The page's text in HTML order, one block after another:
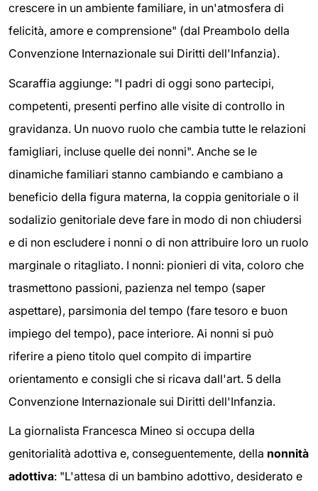
crescere in un ambiente familiare, in un'atmosfera di
felicità, amore e comprensione" (dal Preambolo della
Convenzione Internazionale sui Diritti dell'Infanzia).
Scaraffia aggiunge: "I padri di oggi sono partecipi,
competenti, presenti perfino alle visite di controllo in
gravidanza. Un nuovo ruolo che cambia tutte le relazioni
famigliari, incluse quelle dei nonni". Anche se le
dinamiche familiari stanno cambiando e cambiano a
beneficio della figura materna, la coppia genitoriale o il
sodalizio genitoriale deve fare in modo di non chiudersi
e di non escludere i nonni o di non attribuire loro un ruolo
marginale o ritagliato. I nonni: pionieri di vita, coloro che
trasmettono passioni, pazienza nel tempo (saper
aspettare), parsimonia del tempo (fare tesoro e buon
impiego del tempo), pace interiore. Ai nonni si può
riferire a pieno titolo quel compito di impartire
orientamento e consigli che si ricava dall'art. 5 della
Convenzione Internazionale sui Diritti dell'Infanzia.
La giornalista Francesca Mineo si occupa della
genitorialità adottiva e, conseguentemente, della nonnità
adottiva: "L'attesa di un bambino adottivo, desiderato e